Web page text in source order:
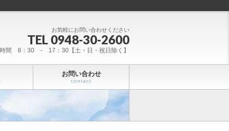
お気軽にお問い合わせください
TEL 0948-30-2600
間 8：30 - 17：30【土・日・祝日除く】
お問い合わせ
contact